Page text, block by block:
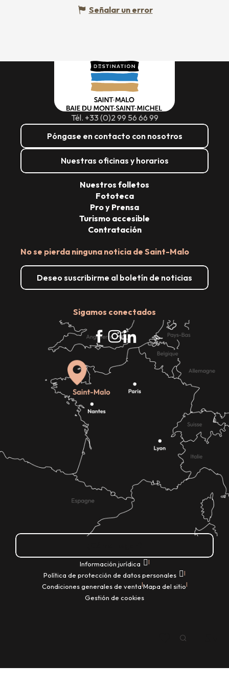
Señalar un error
Tél. +33 (0)2 99 56 66 99
Póngase en contacto con nosotros
Nuestras oficinas y horarios
No se pierda ninguna noticia de Saint-Malo
Deseo suscribirme al boletín de noticias
Sigamos conectados
Nuestros folletos
Fototeca
Pro y Prensa
Turismo accesible
Contratación
Información jurídica |
Política de protección de datos personales |
Condiciones generales de venta|Mapa del sitio|
Gestión de cookies